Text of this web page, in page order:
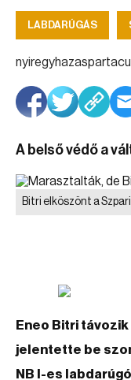
LABDARÚGÁS
A belső védő a
Bitri elköszönt a
Eneo Bitri
jelentette be
NB I-es